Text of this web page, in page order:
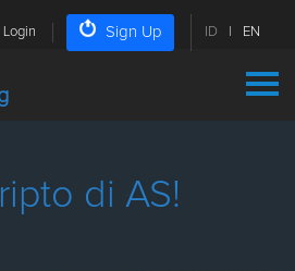
Login Sign Up ID EN
di AS!